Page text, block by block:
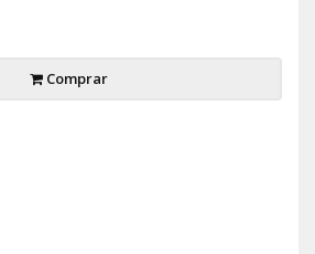
Comprar